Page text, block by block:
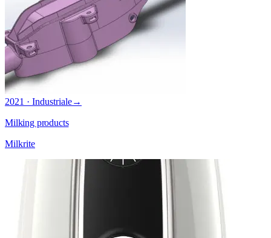
2021 · Industriale→
Milking products
Milkrite